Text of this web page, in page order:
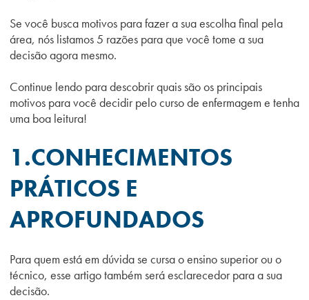
Se você busca motivos para fazer a sua escolha final pela
área, nós listamos 5 razões para que você tome a sua
decisão agora mesmo.
Continue lendo para descobrir quais são os principais
motivos para você decidir pelo curso de enfermagem e tenha
uma boa leitura!
1.CONHECIMENTOS
PRÁTICOS E
APROFUNDADOS
Para quem está em dúvida se cursa o ensino superior ou o
técnico, esse artigo também será esclarecedor para a sua
decisão.